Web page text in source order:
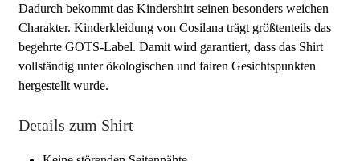
Dadurch bekommt das Kindershirt seinen besonders weichen
Charakter. Kinderkleidung von Cosilana trägt größtenteils das
begehrte GOTS-Label. Damit wird garantiert, dass das Shirt
vollständig unter ökologischen und fairen Gesichtspunkten
hergestellt wurde.
Details zum Shirt